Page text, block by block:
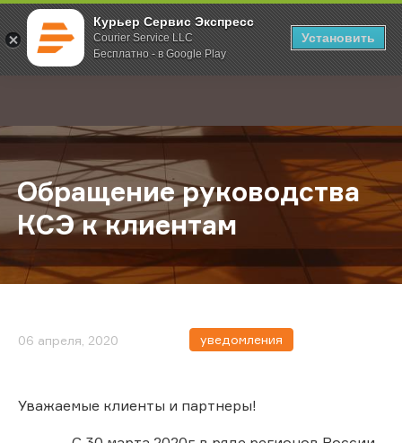
Курьер Сервис Экспресс
Courier Service LLC
Бесплатно - в Google Play
Установить
; Главная О компании Новости Обращение руководства КСЭ к
Обращение руководства
КСЭ к клиентам
06 апреля, 2020 уведомления
Уважаемые клиенты и партнеры!